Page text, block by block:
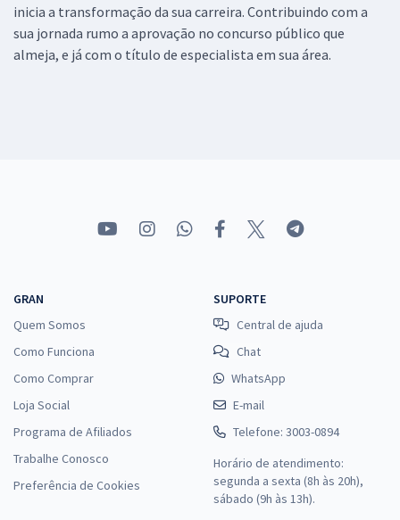
inicia a transformação da sua carreira. Contribuindo com a
sua jornada rumo a aprovação no concurso público que
almeja, e já com o título de especialista em sua área.
GRAN
Quem Somos
Como Funciona
Como Comprar
Loja Social
Programa de Afiliados
Trabalhe Conosco
Preferência de Cookies
SUPORTE
Central de ajuda
Chat
WhatsApp
E-mail
Telefone: 3003-0894
Horário de atendimento:
segunda a sexta (8h às 20h),
sábado (9h às 13h).